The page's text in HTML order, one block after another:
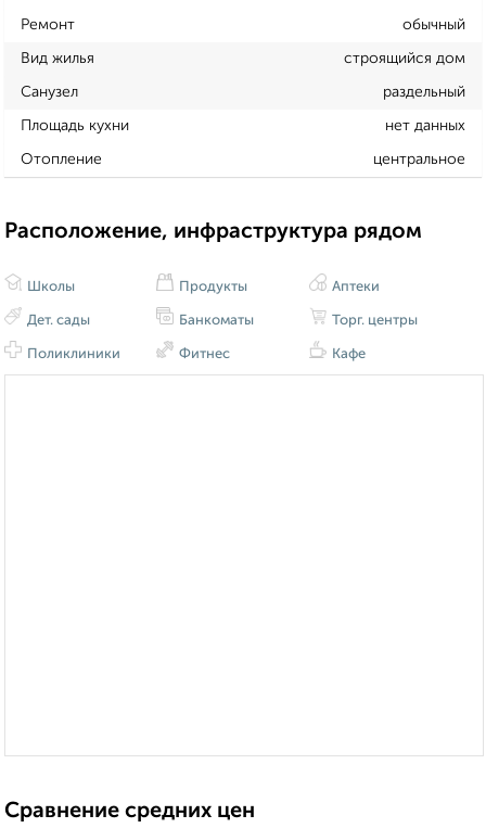
Ремонт обычный
Вид жилья строящийся дом
Санузел раздельный
Площадь кухни нет данных
Отопление центральное
Расположение, инфраструктура рядом
Школы
Дет. сады
Поликлиники
Продукты
Банкоматы
Фитнес
Аптеки
Торг. центры
Кафе
Сравнение средних цен